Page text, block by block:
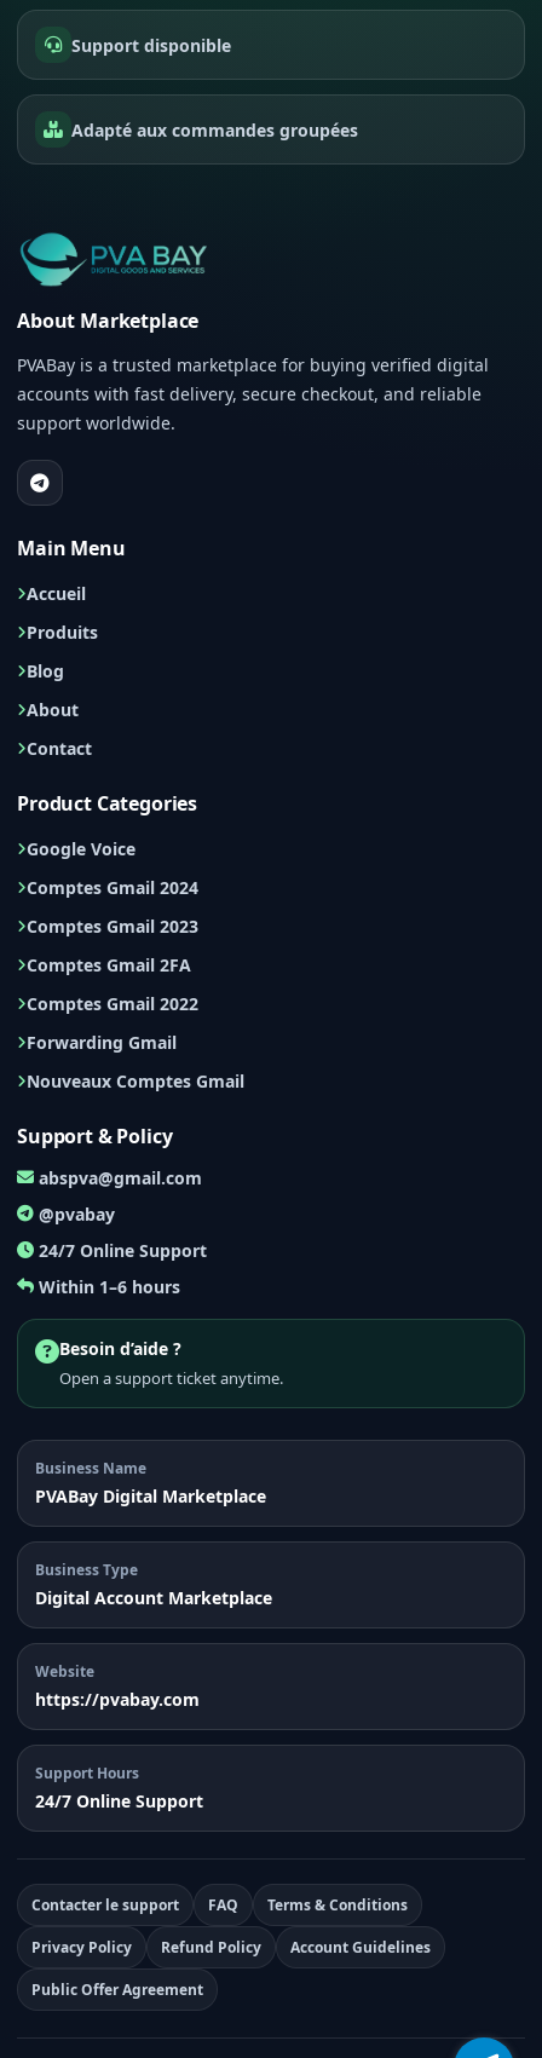
Support disponible
Adapté aux commandes groupées
About Marketplace
PVABay is a trusted marketplace for buying verified digital
accounts with fast delivery, secure checkout, and reliable
support worldwide.
Main Menu
Accueil
Produits
Blog
About
Contact
Product Categories
Google Voice
Comptes Gmail 2024
Comptes Gmail 2023
Comptes Gmail 2FA
Comptes Gmail 2022
Forwarding Gmail
Nouveaux Comptes Gmail
Support & Policy
abspva@gmail.com
@pvabay
24/7 Online Support
Within 1–6 hours
Besoin d’aide ?
Open a support ticket anytime.
Business Name
PVABay Digital Marketplace
Business Type
Digital Account Marketplace
Website
https://pvabay.com
Support Hours
24/7 Online Support
Contacter le support FAQ Terms & Conditions
Privacy Policy Refund Policy Account Guidelines
Public Offer Agreement